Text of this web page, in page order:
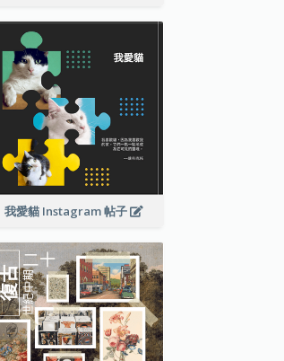
我愛貓 Instagram 帖子